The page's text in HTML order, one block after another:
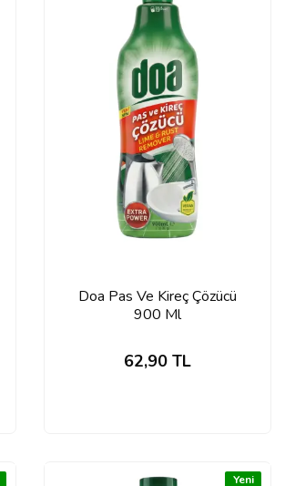
Doa Pas Ve Kireç Çözücü
900 Ml
62,90 TL
Yeni